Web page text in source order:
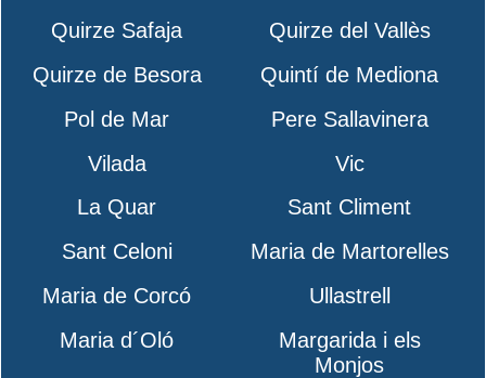
Quirze Safaja
Quirze del Vallès
Quirze de Besora
Quintí de Mediona
Pol de Mar
Pere Sallavinera
Vilada
Vic
La Quar
Sant Climent
Sant Celoni
Maria de Martorelles
Maria de Corcó
Ullastrell
Maria d´Oló
Margarida i els
Monjos